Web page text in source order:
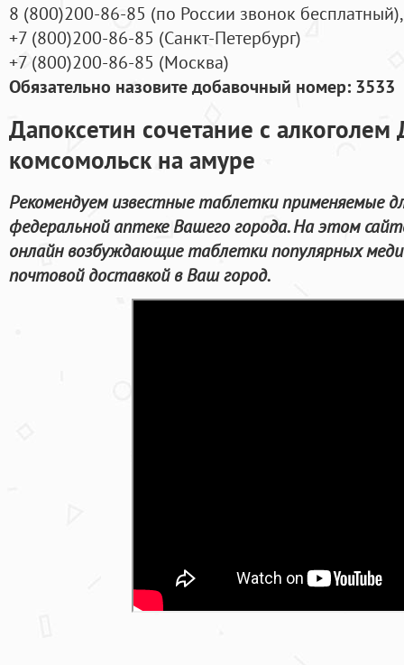
8 (800)200-86-85 (по России звонок бесплатный),
+7 (800)200-86-85 (Санкт-Петербург)
+7 (800)200-86-85 (Москва)
Обязательно назовите добавочный номер: 3533
Дапоксетин сочетание с алкоголем
комсомольск на амуре
Рекомендуем известные таблетки применяемые
федеральной аптеке Вашего города. На этом
онлайн возбуждающие таблетки популярных
почтовой доставкой в Ваш город.